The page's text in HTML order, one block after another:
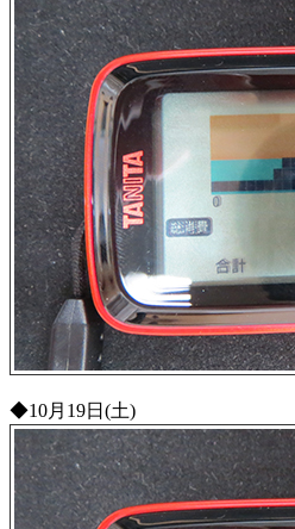
◆10月19日(土)